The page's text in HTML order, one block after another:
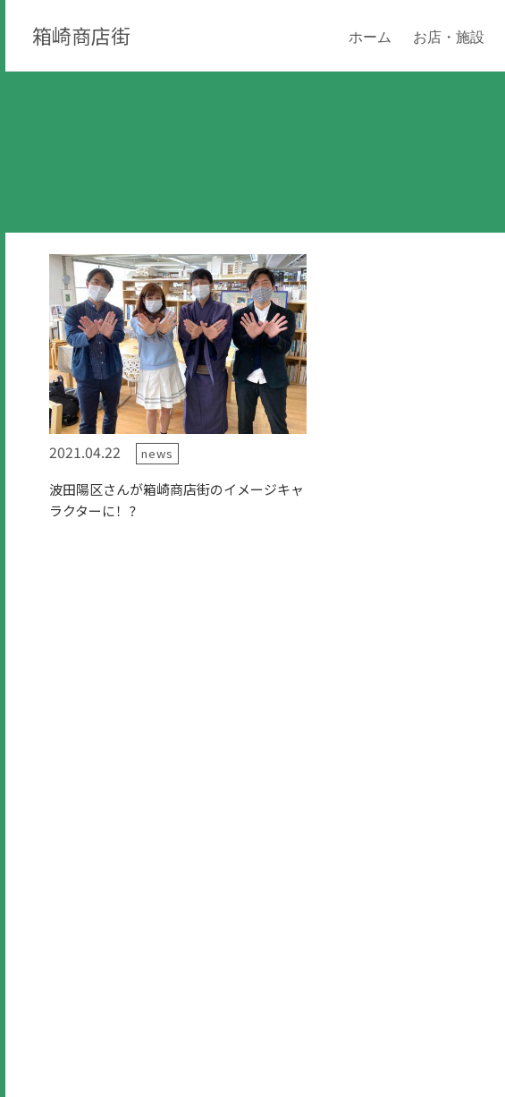
箱崎商店街 ホーム お店・施設
2021.04.22 news
波田陽区さんが箱崎商店街のイメージキャ
ラクターに！？